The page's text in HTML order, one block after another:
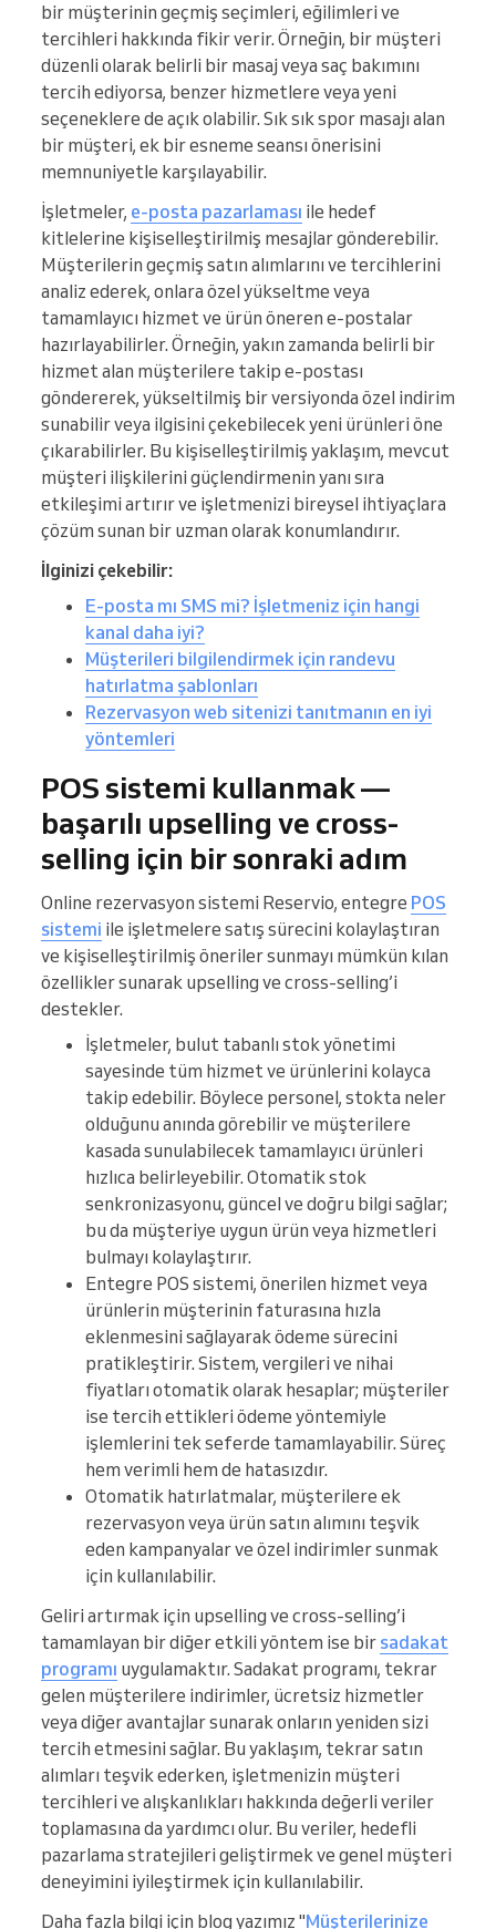
bir müşterinin geçmiş seçimleri, eğilimleri ve
tercihleri hakkında fikir verir. Örneğin, bir müşteri
düzenli olarak belirli bir masaj veya saç bakımını
tercih ediyorsa, benzer hizmetlere veya yeni
seçeneklere de açık olabilir. Sık sık spor masajı alan
bir müşteri, ek bir esneme seansı önerisini
memnuniyetle karşılayabilir.
İşletmeler, e-posta pazarlaması ile hedef
kitlelerine kişiselleştirilmiş mesajlar gönderebilir.
Müşterilerin geçmiş satın alımlarını ve tercihlerini
analiz ederek, onlara özel yükseltme veya
tamamlayıcı hizmet ve ürün öneren e-postalar
hazırlayabilirler. Örneğin, yakın zamanda belirli bir
hizmet alan müşterilere takip e-postası
göndererek, yükseltilmiş bir versiyonda özel indirim
sunabilir veya ilgisini çekebilecek yeni ürünleri öne
çıkarabilirler. Bu kişiselleştirilmiş yaklaşım, mevcut
müşteri ilişkilerini güçlendirmenin yanı sıra
etkileşimi artırır ve işletmenizi bireysel ihtiyaçlara
çözüm sunan bir uzman olarak konumlandırır.
İlginizi çekebilir:
E-posta mı SMS mi? İşletmeniz için hangi
kanal daha iyi?
Müşterileri bilgilendirmek için randevu
hatırlatma şablonları
Rezervasyon web sitenizi tanıtmanın en iyi
yöntemleri
POS sistemi kullanmak —
başarılı upselling ve cross-
selling için bir sonraki adım
Online rezervasyon sistemi Reservio, entegre POS
sistemi ile işletmelere satış sürecini kolaylaştıran
ve kişiselleştirilmiş öneriler sunmayı mümkün kılan
özellikler sunarak upselling ve cross-selling’i
destekler.
İşletmeler, bulut tabanlı stok yönetimi
sayesinde tüm hizmet ve ürünlerini kolayca
takip edebilir. Böylece personel, stokta neler
olduğunu anında görebilir ve müşterilere
kasada sunulabilecek tamamlayıcı ürünleri
hızlıca belirleyebilir. Otomatik stok
senkronizasyonu, güncel ve doğru bilgi sağlar;
bu da müşteriye uygun ürün veya hizmetleri
bulmayı kolaylaştırır.
Entegre POS sistemi, önerilen hizmet veya
ürünlerin müşterinin faturasına hızla
eklenmesini sağlayarak ödeme sürecini
pratikleştirir. Sistem, vergileri ve nihai
fiyatları otomatik olarak hesaplar; müşteriler
ise tercih ettikleri ödeme yöntemiyle
işlemlerini tek seferde tamamlayabilir. Süreç
hem verimli hem de hatasızdır.
Otomatik hatırlatmalar, müşterilere ek
rezervasyon veya ürün satın alımını teşvik
eden kampanyalar ve özel indirimler sunmak
için kullanılabilir.
Geliri artırmak için upselling ve cross-selling’i
tamamlayan bir diğer etkili yöntem ise bir sadakat
programı uygulamaktır. Sadakat programı, tekrar
gelen müşterilere indirimler, ücretsiz hizmetler
veya diğer avantajlar sunarak onların yeniden sizi
tercih etmesini sağlar. Bu yaklaşım, tekrar satın
alımları teşvik ederken, işletmenizin müşteri
tercihleri ve alışkanlıkları hakkında değerli veriler
toplamasına da yardımcı olur. Bu veriler, hedefli
pazarlama stratejileri geliştirmek ve genel müşteri
deneyimini iyileştirmek için kullanılabilir.
Daha fazla bilgi için blog yazımız "Müşterilerinize